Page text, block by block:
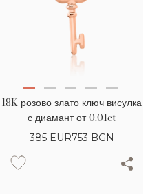
18K розово злато ключ висулка
с диамант от 0.01ct
385 EUR753 BGN